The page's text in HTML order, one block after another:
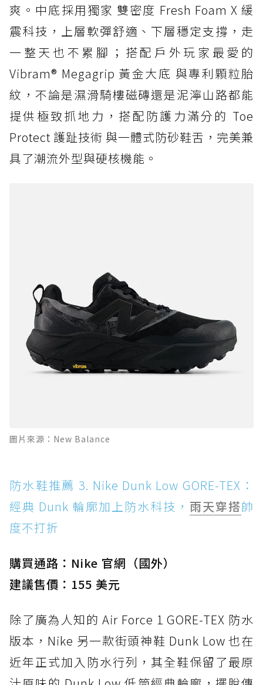
爽。中底採用獨家 雙密度 Fresh Foam X 緩
震科技，上層軟彈舒適、下層穩定支撐，走
一整天也不累腳；搭配戶外玩家最愛的
Vibram® Megagrip 黃金大底 與專利顆粒胎
紋，不論是濕滑騎樓磁磚還是泥濘山路都能
提供極致抓地力，搭配防護力滿分的 Toe
Protect 護趾技術 與一體式防砂鞋舌，完美兼
具了潮流外型與硬核機能。
圖片來源：New Balance
防水鞋推薦 3. Nike Dunk Low GORE-TEX：
經典 Dunk 輪廓加上防水科技， 雨天穿搭帥
度不打折
購買通路：Nike 官網（國外）
建議售價：155 美元
除了廣為人知的 Air Force 1 GORE-TEX 防水
版本，Nike 另一款街頭神鞋 Dunk Low 也在
近年正式加入防水行列，其全鞋保留了最原